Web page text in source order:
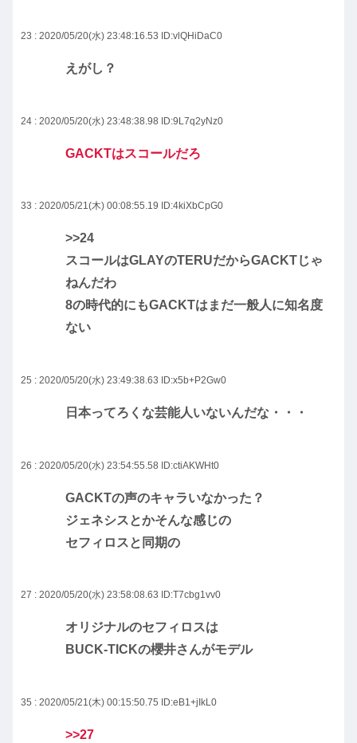
23 : 2020/05/20(水) 23:48:16.53 ID:vlQHiDaC0
えがし？
24 : 2020/05/20(水) 23:48:38.98 ID:9L7q2yNz0
GACKTはスコールだろ
33 : 2020/05/21(木) 00:08:55.19 ID:4kiXbCpG0
>>24
スコールはGLAYのTERUだからGACKTじゃ
ねんだわ
8の時代的にもGACKTはまだ一般人に知名度
ない
25 : 2020/05/20(水) 23:49:38.63 ID:x5b+P2Gw0
日本ってろくな芸能人いないんだな・・・
26 : 2020/05/20(水) 23:54:55.58 ID:ctiAKWHt0
GACKTの声のキャラいなかった？
ジェネシスとかそんな感じの
セフィロスと同期の
27 : 2020/05/20(水) 23:58:08.63 ID:T7cbg1vv0
オリジナルのセフィロスは
BUCK-TICKの櫻井さんがモデル
35 : 2020/05/21(木) 00:15:50.75 ID:eB1+jIkL0
>>27